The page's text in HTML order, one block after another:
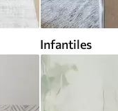
Infantiles